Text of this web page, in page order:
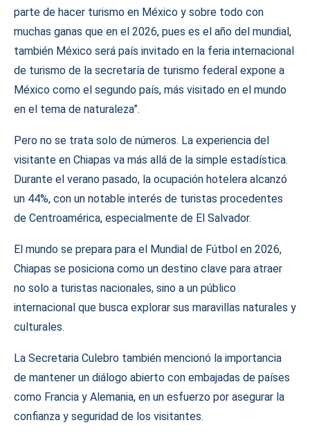
parte de hacer turismo en México y sobre todo con
muchas ganas que en el 2026, pues es el año del mundial,
también México será país invitado en la feria internacional
de turismo de la secretaría de turismo federal expone a
México como el segundo país, más visitado en el mundo
en el tema de naturaleza”.
Pero no se trata solo de números. La experiencia del
visitante en Chiapas va más allá de la simple estadística.
Durante el verano pasado, la ocupación hotelera alcanzó
un 44%, con un notable interés de turistas procedentes
de Centroamérica, especialmente de El Salvador.
El mundo se prepara para el Mundial de Fútbol en 2026,
Chiapas se posiciona como un destino clave para atraer
no solo a turistas nacionales, sino a un público
internacional que busca explorar sus maravillas naturales y
culturales.
La Secretaria Culebro también mencionó la importancia
de mantener un diálogo abierto con embajadas de países
como Francia y Alemania, en un esfuerzo por asegurar la
confianza y seguridad de los visitantes.